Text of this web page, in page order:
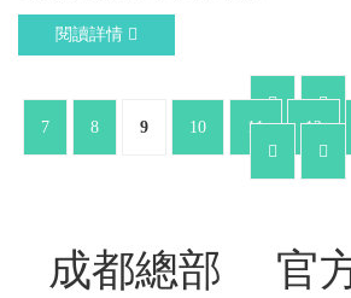
閱讀詳情
7 8 9 10 11 12
成都總部 官